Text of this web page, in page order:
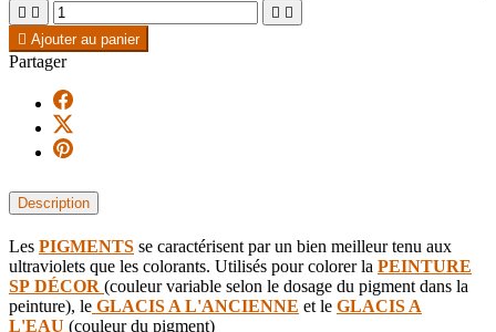
   
 Ajouter au panier
Partager
Description
Les PIGMENTS se caractérisent par un bien meilleur tenu aux
ultraviolets que les colorants. Utilisés pour colorer la PEINTURE
SP DÉCOR (couleur variable selon le dosage du pigment dans la
peinture), le GLACIS A L'ANCIENNE et le GLACIS A
L'EAU (couleur du pigment)